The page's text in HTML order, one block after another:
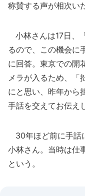
称賛する声が相次い
小林さんは17日、
るので、この機会に
に回答。東京での開
メラが入るため、「
にと思い、昨年から
手話を交えてお伝え
30年ほど前に手話
小林さん。当時は仕
という。